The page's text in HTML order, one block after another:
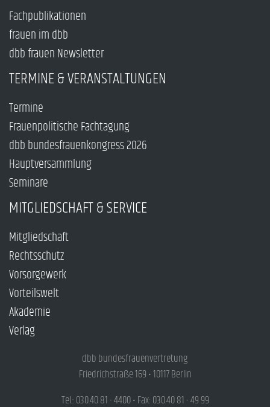
Fachpublikationen
frauen im dbb
dbb frauen Newsletter
TERMINE & VERANSTALTUNGEN
Termine
Frauenpolitische Fachtagung
dbb bundesfrauenkongress 2026
Hauptversammlung
Seminare
MITGLIEDSCHAFT & SERVICE
Mitgliedschaft
Rechtsschutz
Vorsorgewerk
Vorteilswelt
Akademie
Verlag
dbb bundesfrauenvertretung
Friedrichstraße 169 • 10117 Berlin
Tel.: 030.40 81 - 4400 • Fax: 030.40 81 - 49 99